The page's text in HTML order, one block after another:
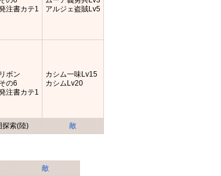
探索(陸) 敵
注書カテ1
アルジェ盗賊Lv5
ボン
の6
注書カテ1
カシム一味Lv15
カシムLv20
敵